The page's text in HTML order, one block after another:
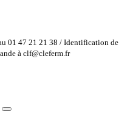
01 47 21 21 38 / Identification de
à clf@cleferm.fr